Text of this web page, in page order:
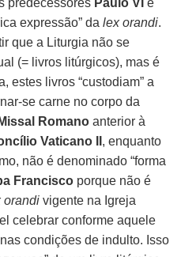
expressão” dalex orandi.
que a Liturgia não se
(= livros litúrgicos), mas é
estes livros “custodiam” a
se carne no corpo da
Missal Romano anterior à
Vaticano II , enquanto
não é denominado “forma
Francisco porque não é
orandi vigente na Igreja
celebrar conforme aquele
condições de indulto. Isso